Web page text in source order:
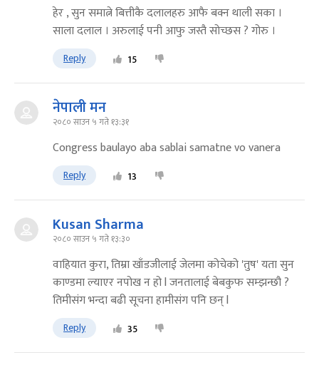
हेर , सुन समात्ने बित्तीकै दलालहरु आफै बक्न थाली सका ।
साला दलाल । अरुलाई पनी आफु जस्तै सोच्छस ? गोरु ।
Reply 15
नेपाली मन
२०८० साउन ५ गते १३:३१
Congress baulayo aba sablai samatne vo vanera
Reply 13
Kusan Sharma
२०८० साउन ५ गते १३:३०
वाहियात कुरा, तिम्रा खाँडजीलाई जेलमा कोचेको 'तुष' यता सुन
काण्डमा ल्याएर नपोख न हो l जनतालाई बेबकुफ सम्झन्छौ ?
तिमीसंग भन्दा बढी सूचना हामीसंग पनि छन् l
Reply 35